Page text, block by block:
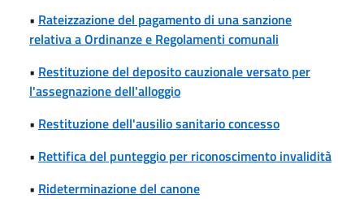
• Rateizzazione del pagamento di una sanzione
relativa a Ordinanze e Regolamenti comunali
• Restituzione del deposito cauzionale versato per
l'assegnazione dell'alloggio
• Restituzione dell'ausilio sanitario concesso
• Rettifica del punteggio per riconoscimento invalidità
• Rideterminazione del canone